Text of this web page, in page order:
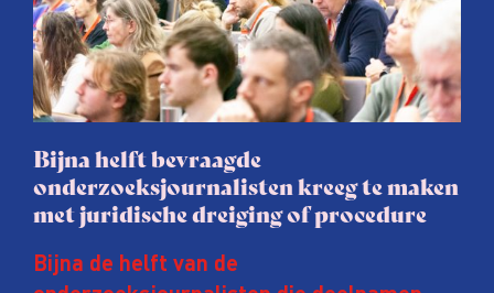
Bijna helft bevraagde
onderzoeksjournalisten kreeg te maken
met juridische dreiging of procedure
Bijna de helft van de